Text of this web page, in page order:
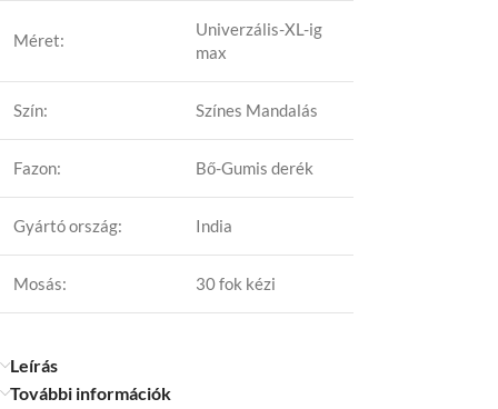
Méret:
Univerzális-XL-ig
max
Szín: Színes Mandalás
Fazon: Bő-Gumis derék
Gyártó ország: India
Mosás: 30 fok kézi
Leírás
További információk